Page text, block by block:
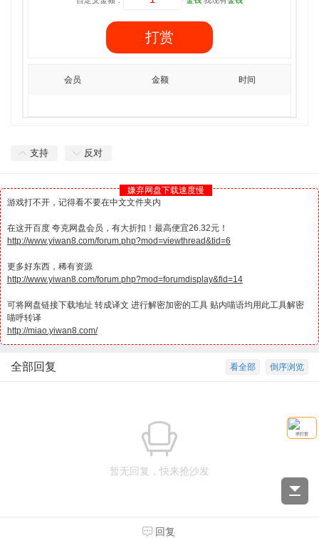
打赏
会员 金额 时间
支持 反对
嫌弃网盘下载速度慢
游戏打不开，记得看不要在中文文件夹内
在这开百度 夸克网盘会员，有大折扣！最高便宜26.32元！
http://www.yiwan8.com/forum.php?mod=viewthread&tid=6
更多好东西，稀有资源
http://www.yiwan8.com/forum.php?mod=forumdisplay&fid=14
可将网盘链接下载地址 转成译文 进行解密加密的工具 贴内喵语均用此工具解密
喵呼转译
http://miao.yiwan8.com/
倒序浏览
看全部
全部回复
暂无回复，快来抢沙发
回复
求打赏